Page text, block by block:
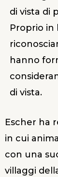
di vista di
Proprio in
hanno
di vista.
Escher ha
in cui
con una
villaggi